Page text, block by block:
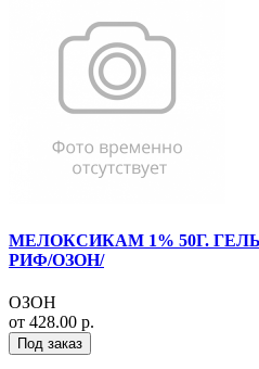
МЕЛОКСИКАМ 1% 50Г.
РИФ/ОЗОН/
ОЗОН
от 428.00 р.
Под заказ